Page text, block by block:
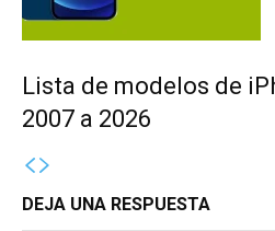
Lista de modelos de
2007 a 2026
DEJA UNA RESPUESTA